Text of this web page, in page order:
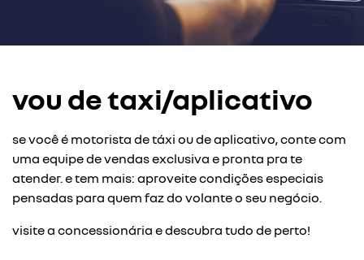
vou de taxi/aplicativo
se você é motorista de táxi ou de aplicativo, conte com
uma equipe de vendas exclusiva e pronta pra te
atender. e tem mais: aproveite condições especiais
pensadas para quem faz do volante o seu negócio.
visite a concessionária e descubra tudo de perto!